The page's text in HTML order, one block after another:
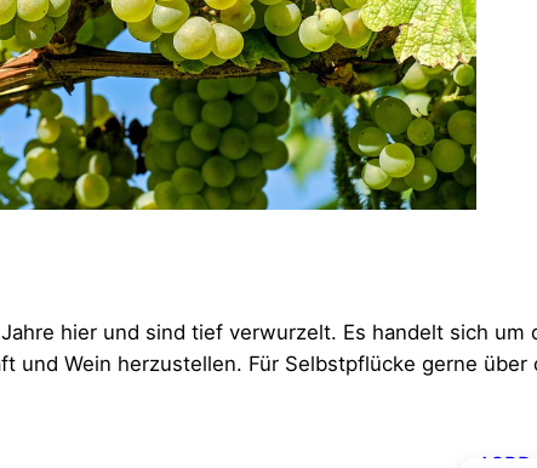
hier und sind tief verwurzelt. Es handelt sich
und Wein herzustellen. Für Selbstpflücke gerne über